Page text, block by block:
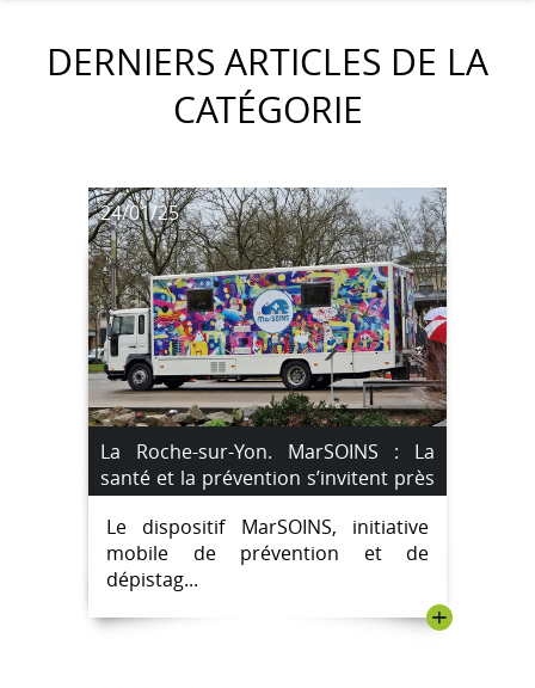
DERNIERS ARTICLES DE LA
CATÉGORIE
24/01/25
La Roche-sur-Yon. MarSOINS : La
santé et la prévention s’invitent près
de chez vous
Le dispositif MarSOINS, initiative
mobile de prévention et de
dépistag...
+